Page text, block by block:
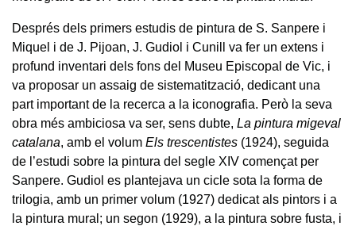
Després dels primers estudis de pintura de S. Sanpere i
Miquel i de J. Pijoan, J. Gudiol i Cunill va fer un extens i
profund inventari dels fons del Museu Episcopal de Vic, i
va proposar un assaig de sistematització, dedicant una
part important de la recerca a la iconografia. Però la seva
obra més ambiciosa va ser, sens dubte, La pintura migeval
catalana, amb el volum Els trescentistes (1924), seguida
de l’estudi sobre la pintura del segle XIV començat per
Sanpere. Gudiol es plantejava un cicle sota la forma de
trilogia, amb un primer volum (1927) dedicat als pintors i a
la pintura mural; un segon (1929), a la pintura sobre fusta, i